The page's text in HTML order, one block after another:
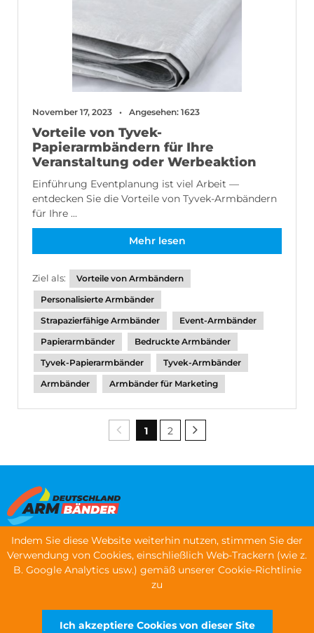
November 17, 2023 Angesehen: 1623
Vorteile von Tyvek-
Papierarmbändern für Ihre
Veranstaltung oder Werbeaktion
Einführung Eventplanung ist viel Arbeit —
entdecken Sie die Vorteile von Tyvek-Armbändern
für Ihre ...
Mehr lesen
Ziel als:
Vorteile von Armbändern
Personalisierte Armbänder
Strapazierfähige Armbänder
Event-Armbänder
Papierarmbänder
Bedruckte Armbänder
Tyvek-Papierarmbänder
Tyvek-Armbänder
Armbänder
Armbänder für Marketing
1 2
Menü
Kontaktinformationen
Indem Sie diese Website weiterhin nutzen, stimmen Sie der
Verwendung von Cookies, einschließlich Web-Trackern (wie z.
B. Google Analytics usw.) gemäß unserer Cookie-Richtlinie
zu
Ich akzeptiere Cookies von dieser Site